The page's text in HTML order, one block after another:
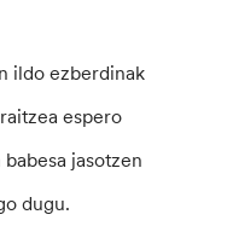
ildo ezberdinak
espero
jasotzen
dugu.